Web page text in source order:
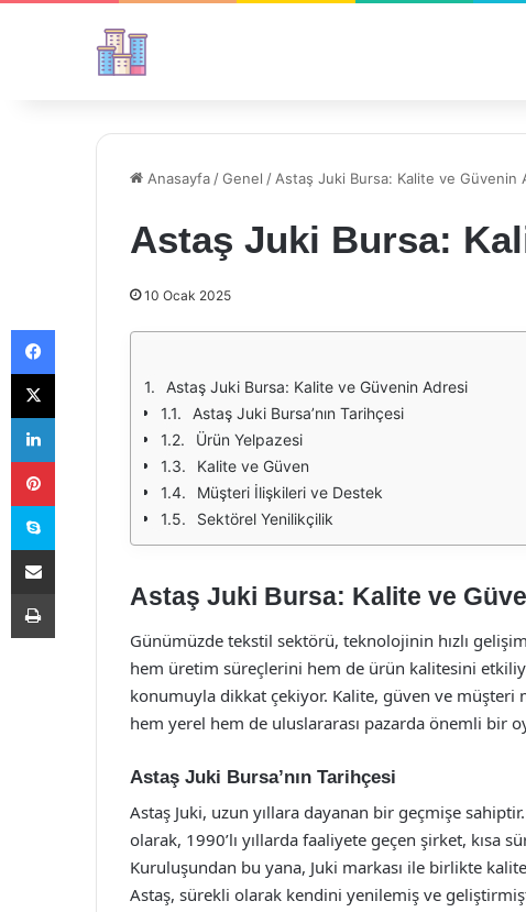
Anasayfa /Genel / Astaş Juki Bursa: Kalite ve Güvenin
Astaş Juki Bursa:
10 Ocak 2025
Astaş Juki Bursa: Kalite ve Güvenin Adresi
Astaş Juki Bursa’nın Tarihçesi
Ürün Yelpazesi
Kalite ve Güven
Müşteri İlişkileri ve Destek
Sektörel Yenilikçilik
Astaş Juki Bursa: Kalite ve
Günümüzde tekstil sektörü, teknolojinin hızlı
hem üretim süreçlerini hem de ürün kalitesini
konumuyla dikkat çekiyor. Kalite, güven ve müşteri
hem yerel hem de uluslararası pazarda önemli bir
Astaş Juki Bursa’nın Tarihçesi
Astaş Juki, uzun yıllara dayanan bir geçmişe
olarak, 1990’lı yıllarda faaliyete geçen şirket, kısa
Kuruluşundan bu yana, Juki markası ile birlikte
Astaş, sürekli olarak kendini yenilemiş ve
Facebook
X
LinkedIn
Pinterest
Skype
E-Posta ile paylaş